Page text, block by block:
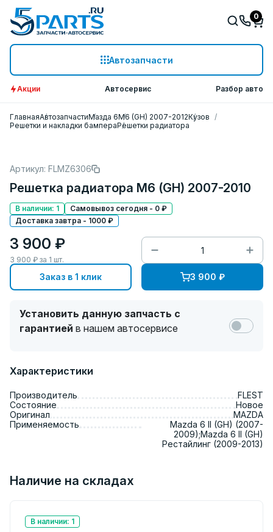
Автозапчасти
0
Акции Автосервис Разбор авто
ГлавнаяАвтозапчастиМазда 6M6 (GH) 2007-2012Кузов
Решетки и накладки бампераРешетки радиатора
Артикул: FLMZ6306
Решетка радиатора M6 (GH) 2007-2010
В наличии: 1
Самовывоз сегодня - 0 ₽
Доставка завтра - 1000 ₽
3 900 ₽
3 900 ₽ за 1 шт.
Заказ в 1 клик 3 900 ₽
Установить данную запчасть с
гарантией в нашем автосервисе
Характеристики
Производитель
FLEST
Состояние
Новое
Оригинал
MAZDA
Применяемость
Mazda 6 II (GH) (2007-
2009);Mazda 6 II (GH)
Рестайлинг (2009-2013)
Наличие на складах
В наличии: 1